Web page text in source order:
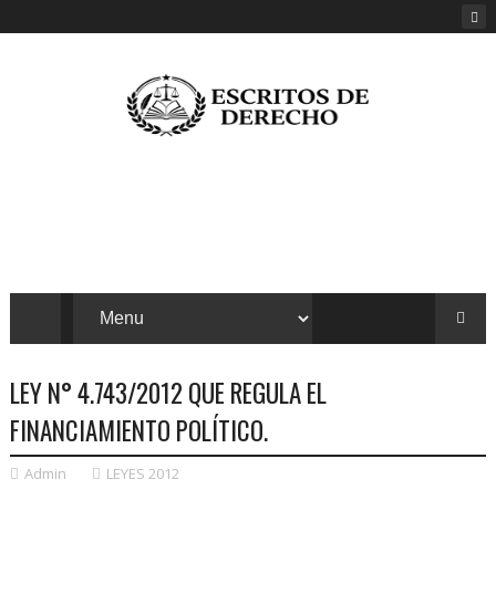
LEY N° 4.743/2012 QUE REGULA EL
FINANCIAMIENTO POLÍTICO.
Admin LEYES 2012